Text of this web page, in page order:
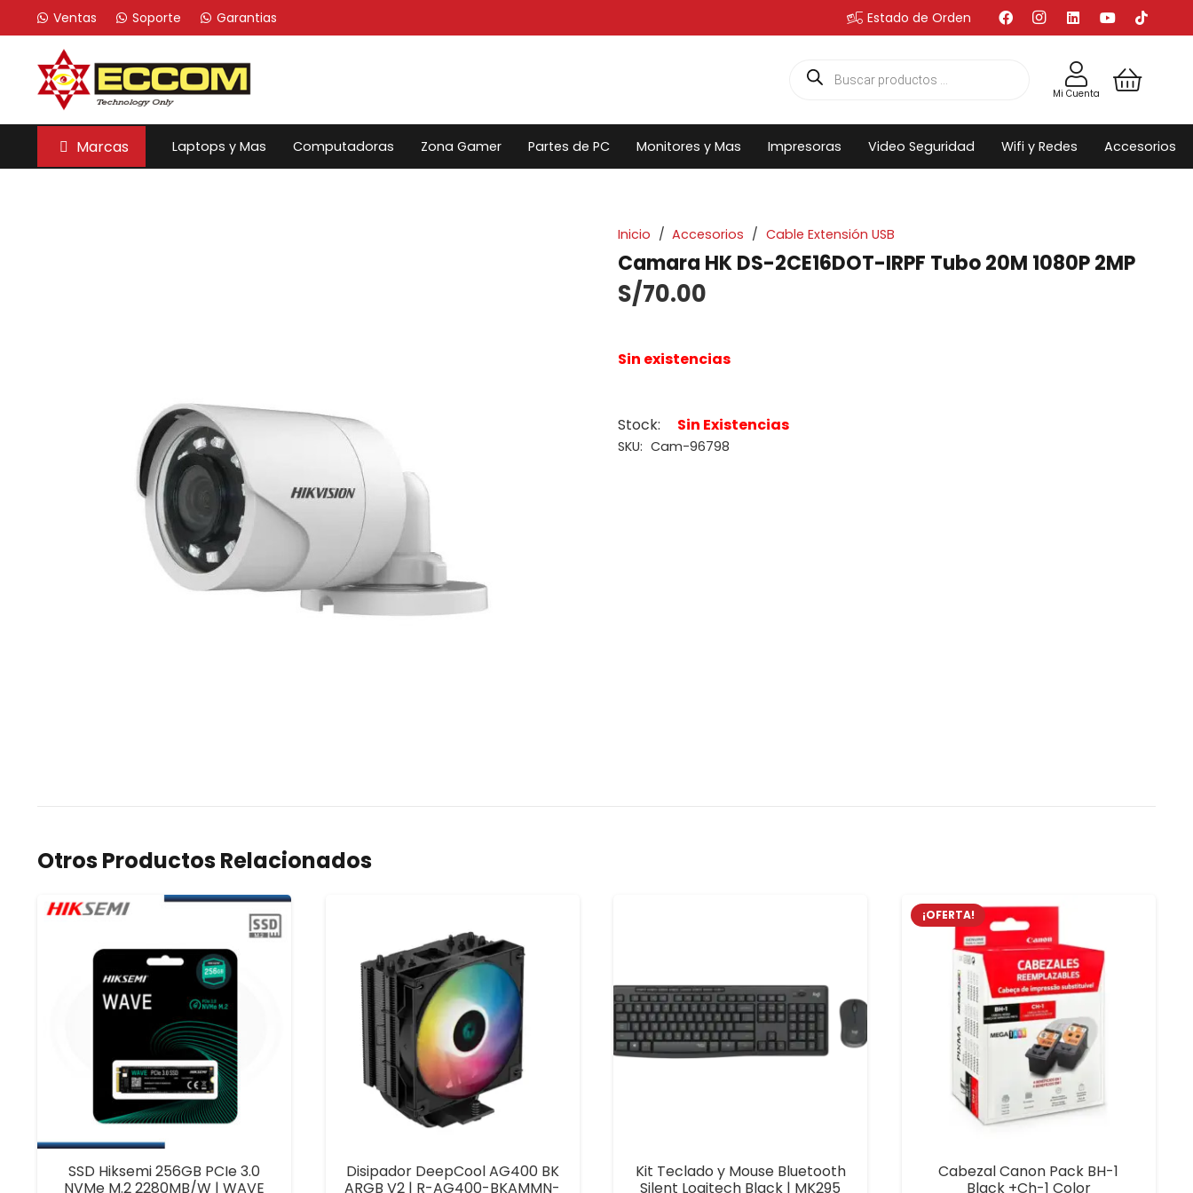
Ventas Soporte Garantias Estado de Orden
Búsqueda
de
Mi Cuenta
Marcas Laptops y Mas Computadoras Zona Gamer Partes de PC Monitores y Mas Impresoras Video Seguridad Wifi y Redes Accesorios
Inicio / Accesorios / Cable Extensión USB
Camara HK DS-2CE16DOT-IRPF Tubo 20M 1080P 2MP
S/70.00
Sin existencias
Stock: Sin Existencias
SKU: Cam-96798
Otros Productos Relacionados
SSD Hiksemi 256GB PCIe 3.0
NVMe M.2 2280MB/W | WAVE
Disipador DeepCool AG400 BK
ARGB V2 | R-AG400-BKAMMN-
Kit Teclado y Mouse Bluetooth
Silent Logitech Black | MK295
¡OFERTA!
Cabezal Canon Pack BH-1
Black +Ch-1 Color